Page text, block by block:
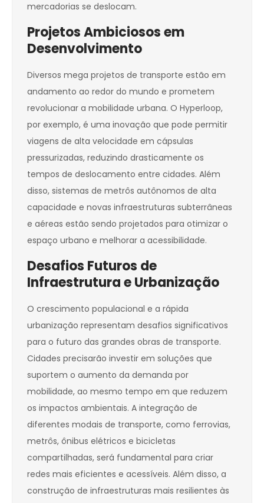
mercadorias se deslocam.
Projetos Ambiciosos em
Desenvolvimento
Diversos mega projetos de transporte estão em
andamento ao redor do mundo e prometem
revolucionar a mobilidade urbana. O Hyperloop,
por exemplo, é uma inovação que pode permitir
viagens de alta velocidade em cápsulas
pressurizadas, reduzindo drasticamente os
tempos de deslocamento entre cidades. Além
disso, sistemas de metrôs autônomos de alta
capacidade e novas infraestruturas subterrâneas
e aéreas estão sendo projetados para otimizar o
espaço urbano e melhorar a acessibilidade.
Desafios Futuros de
Infraestrutura e Urbanização
O crescimento populacional e a rápida
urbanização representam desafios significativos
para o futuro das grandes obras de transporte.
Cidades precisarão investir em soluções que
suportem o aumento da demanda por
mobilidade, ao mesmo tempo em que reduzem
os impactos ambientais. A integração de
diferentes modais de transporte, como ferrovias,
metrôs, ônibus elétricos e bicicletas
compartilhadas, será fundamental para criar
redes mais eficientes e acessíveis. Além disso, a
construção de infraestruturas mais resilientes às